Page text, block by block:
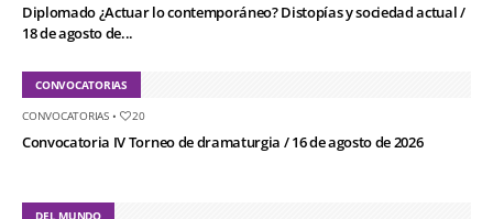
Diplomado ¿Actuar lo contemporáneo? Distopías y sociedad actual /
18 de agosto de...
CONVOCATORIAS
CONVOCATORIAS• 20
Convocatoria IV Torneo de dramaturgia / 16 de agosto de 2026
DEL MUNDO